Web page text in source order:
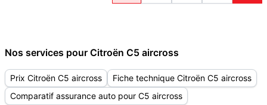
Nos services pour Citroën C5 aircross
Prix Citroën C5 aircross
Fiche technique Citroën C5 aircross
Comparatif assurance auto pour C5 aircross